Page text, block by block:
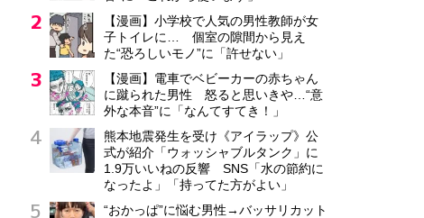
【漫画】小学校で人気の男性教師が女
子トイレに… 個室の隙間から見え
た“恐ろしいモノ”に「許せない」
【漫画】電車でベビーカーの赤ちゃん
に蹴られた男性 怒ると思いきや…“意
外な本音”に「なんてすてき！」
熊本地震発生を受け《アイラップ》公
式が紹介「ウォッシャブルタンク」に
1.9万いいねの反響 SNS「水の節約に
なったよ」「持ってた方がよい」
“おかっぱ”に悩む男性→バッサリカット